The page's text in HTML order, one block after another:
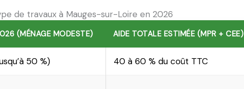
de travaux à Mauges-sur-Loire en 2026
(MÉNAGE MODESTE) AIDE TOTALE ESTIMÉE (MPR + CEE)
50 %) 40 à 60 % du coût TTC